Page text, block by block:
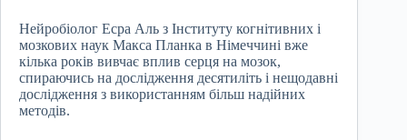
Нейробіолог Есра Аль з Інституту когнітивних і
мозкових наук Макса Планка в Німеччині вже
кілька років вивчає вплив серця на мозок,
спираючись на дослідження десятиліть і нещодавні
дослідження з використанням більш надійних
методів.